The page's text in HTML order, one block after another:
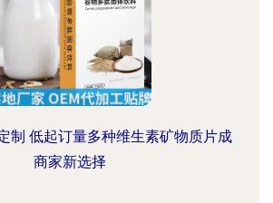
制 低起订量多种维生素矿物质片成
商家新选择